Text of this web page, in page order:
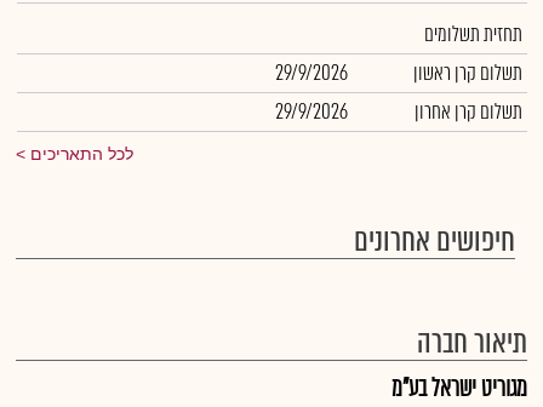
תחזית תשלומים
תשלום קרן ראשון
29/9/2026
תשלום קרן אחרון
29/9/2026
לכל התאריכים
חיפושים אחרונים
תיאור חברה
מגוריט ישראל בע"מ